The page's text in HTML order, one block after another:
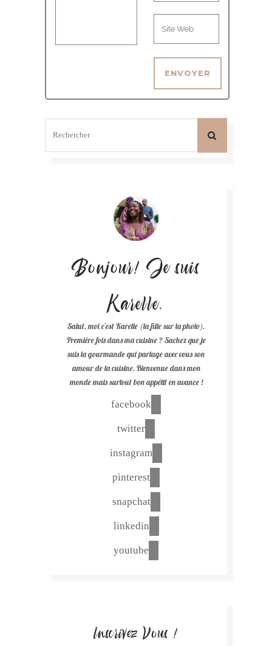
Bonjour! Je suis
Karelle.
Salut, moi c'est Karelle (la fille sur la photo).
Première fois dans ma cuisine ? Sachez que je
suis la gourmande qui partage avec vous son
amour de la cuisine. Bienvenue dans mon
monde mais surtout bon appétit en avance !
facebook
twitter
instagram
pinterest
snapchat
linkedin
youtube
Inscrivez Vous !